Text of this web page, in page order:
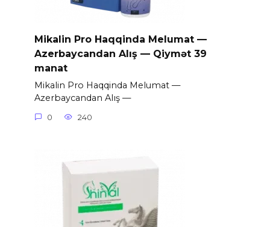
Mikalin Pro Haqqinda Melumat —
Azerbaycandan Alış — Qiymət 39
manat
Mikalin Pro Haqqinda Melumat —
Azerbaycandan Alış —
0 240